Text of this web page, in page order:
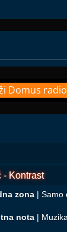
Domus radio
- Kontrast
zona | Samo
nota |